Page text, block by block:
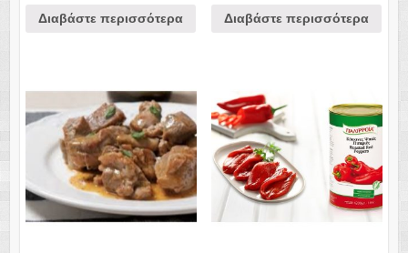
Διαβάστε περισσότερα Διαβάστε περισσότερα